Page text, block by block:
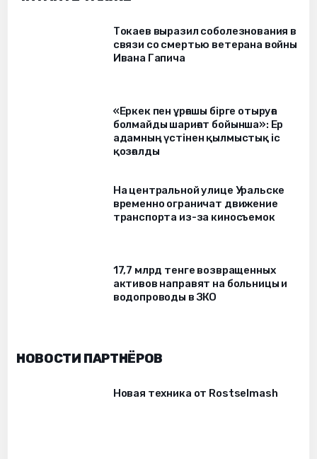
Токаев выразил соболезнования в
связи со смертью ветерана войны
Ивана Гапича
«Еркек пен ұрғашы бірге отыруға
болмайды шариғат бойынша»: Ер
адамның үстінен қылмыстық іс
қозғалды
На центральной улице Уральске
временно ограничат движение
транспорта из-за киносъемок
17,7 млрд тенге возвращенных
активов направят на больницы и
водопроводы в ЗКО
НОВОСТИ ПАРТНЁРОВ
Новая техника от Rostselmash